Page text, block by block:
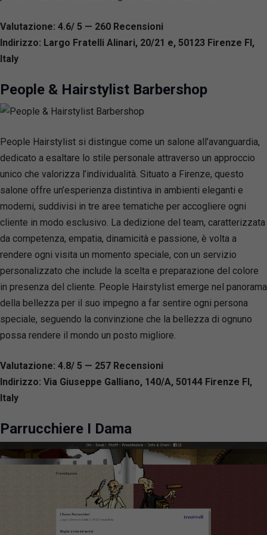
Valutazione: 4.6/ 5 — 260 Recensioni
Indirizzo: Largo Fratelli Alinari, 20/21 e, 50123 Firenze FI,
Italy
People & Hairstylist Barbershop
People Hairstylist si distingue come un salone all’avanguardia,
dedicato a esaltare lo stile personale attraverso un approccio
unico che valorizza l’individualità. Situato a Firenze, questo
salone offre un’esperienza distintiva in ambienti eleganti e
moderni, suddivisi in tre aree tematiche per accogliere ogni
cliente in modo esclusivo. La dedizione del team, caratterizzata
da competenza, empatia, dinamicità e passione, è volta a
rendere ogni visita un momento speciale, con un servizio
personalizzato che include la scelta e preparazione del colore
in presenza del cliente. People Hairstylist emerge nel panorama
della bellezza per il suo impegno a far sentire ogni persona
speciale, seguendo la convinzione che la bellezza di ognuno
possa rendere il mondo un posto migliore.
Valutazione: 4.8/ 5 — 257 Recensioni
Indirizzo: Via Giuseppe Galliano, 140/A, 50144 Firenze FI,
Italy
Parrucchiere I Dama